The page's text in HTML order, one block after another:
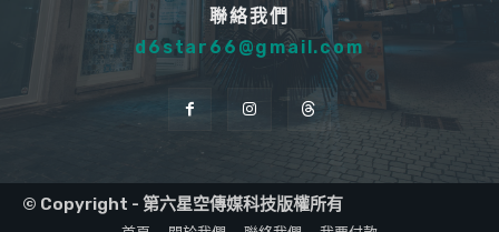
聯絡我們
d6star66@gmail.com
© Copyright - 第六星空傳媒科技版權所有